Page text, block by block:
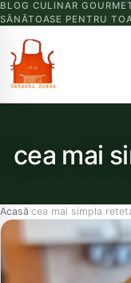
BLOG CULINAR
SĂNĂTOASE PENTRU
cea mai
Acasă›cea mai simpla